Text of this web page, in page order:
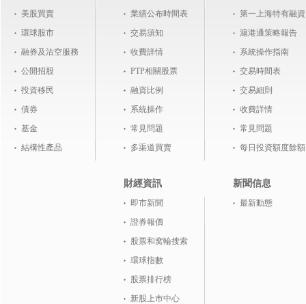
美股買賣
環球股市
融券及沽空服務
公開招股
投資移民
債券
基金
結構性產品
業績公布時間表
交易須知
收費詳情
PTP相關股票
融資比例
系統操作
常見問題
多渠道買賣
財經資訊
即市新聞
證券報價
股票和窝輪搜索
環球指數
股票排行榜
新股上市中心
第一上海特有融資
滬港通策略報告
系統操作指南
交易時間表
交易細則
收費詳情
常見問題
每日投資額度餘額
新聞信息
最新動態